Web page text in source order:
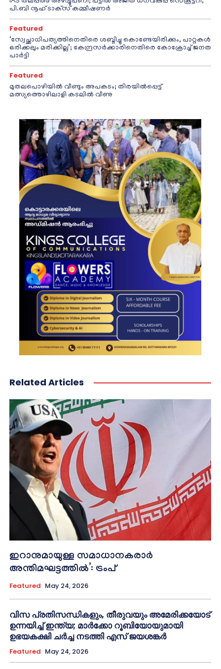
പി.ബി നൂഹ് ടാക്‌സ് കമ്മീഷണര്‍
Featured
‘സ്വേച്ഛാധിപത്യത്തിനെതിരെ ശബ്ദിച്ചു കൊണ്ടേയിരിക്കും, പാറ്റകൾ
ഒരിക്കലും മരിക്കില്ല’; കേന്ദ്രസർക്കാരിനെതിരെ കോക്രോച്ച് ജനത
പാർട്ടി
Featured
മുതലപൊഴിയിൽ വീണ്ടും അപകടം; തിരയിൽപ്പെട്ട്
മത്സ്യത്തൊഴിലാളി കടലിൽ വീണു
Related Articles
ഇറാനുമായുള്ള സമാധാനകരാർ
അന്തിമഘട്ടത്തിൽ‌’: ട്രംപ്
Featured May 24, 2026
വിസ പ്രതിസന്ധികളും, തീരുവയും അമേരിക്കയോട്
ഉന്നയിച്ച് ഇന്ത്യ; മാർക്കോ റൂബിയോയുമായി
ഉഭയകക്ഷി ചർച്ച നടത്തി എസ് ജയശങ്കർ
Featured May 24, 2026